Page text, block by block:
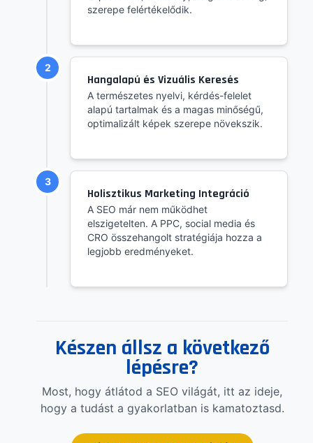
szerepe felértékelődik.
2
Hangalapú és Vizuális Keresés
A természetes nyelvi, kérdés-felelet
alapú tartalmak és a magas minőségű,
optimalizált képek szerepe növekszik.
3
Holisztikus Marketing Integráció
A SEO már nem működhet
elszigetelten. A PPC, social media és
CRO összehangolt stratégiája hozza a
legjobb eredményeket.
Készen állsz a következő
lépésre?
Most, hogy átlátod a SEO világát, itt az ideje,
hogy a tudást a gyakorlatban is kamatoztasd.